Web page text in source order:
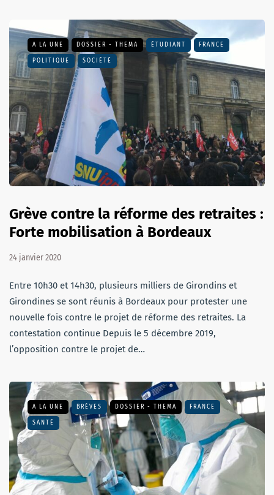
A LA UNE DOSSIER - THEMA ÉTUDIANT FRANCE
POLITIQUE SOCIÉTÉ
Grève contre la réforme des retraites :
Forte mobilisation à Bordeaux
24 janvier 2020
Entre 10h30 et 14h30, plusieurs milliers de Girondins et
Girondines se sont réunis à Bordeaux pour protester une
nouvelle fois contre le projet de réforme des retraites. La
contestation continue Depuis le 5 décembre 2019,
l’opposition contre le projet de…
A LA UNE BRÈVES DOSSIER - THEMA FRANCE
SANTÉ